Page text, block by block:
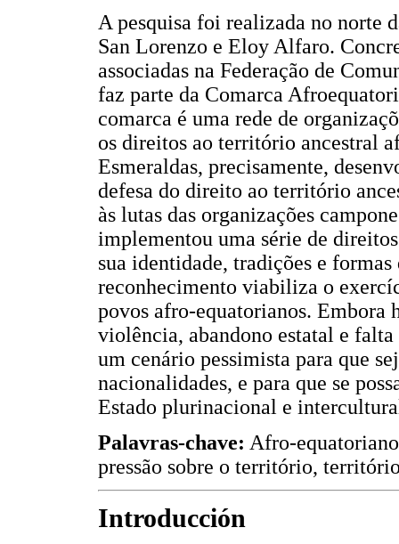
A pesquisa foi realizada no norte
San Lorenzo e Eloy Alfaro.
associadas na Federação de
faz parte da Comarca
comarca é uma rede de
os direitos ao território ancestral
Esmeraldas, precisamente,
defesa do direito ao território
às lutas das organizações
implementou uma série de
sua identidade, tradições e
reconhecimento viabiliza o
povos afro-equatorianos. Embora
violência, abandono estatal e
um cenário pessimista para que
nacionalidades, e para que se
Estado plurinacional e
Palavras-chave: Afro-
pressão sobre o território,
Introducción